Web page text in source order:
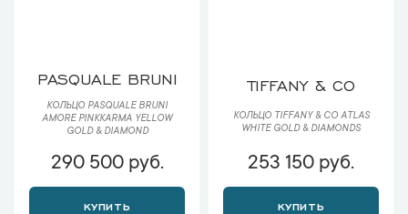
PASQUALE BRUNI
КОЛЬЦО PASQUALE BRUNI
AMORE PINKKARMA YELLOW
GOLD & DIAMOND
290 500 руб.
КУПИТЬ
TIFFANY & CO
КОЛЬЦО TIFFANY & CO ATLAS
WHITE GOLD & DIAMONDS
253 150 руб.
КУПИТЬ